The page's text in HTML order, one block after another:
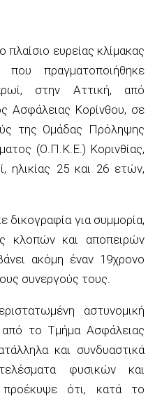
πλαίσιο ευρείας κλίμακας
που πραγματοποιήθηκε
στην Αττική, από
Ασφάλειας Κορίνθου, σε
της Ομάδας Πρόληψης
(Ο.Π.Κ.Ε.) Κορινθίας,
ηλικίας 25 και 26 ετών,
δικογραφία για συμμορία,
κλοπών και αποπειρών
ακόμη έναν 19χρονο
συνεργούς τους.
αστυνομική
από το Τμήμα Ασφάλειας
και συνδυαστικά
φυσικών και
προέκυψε ότι, κατά το